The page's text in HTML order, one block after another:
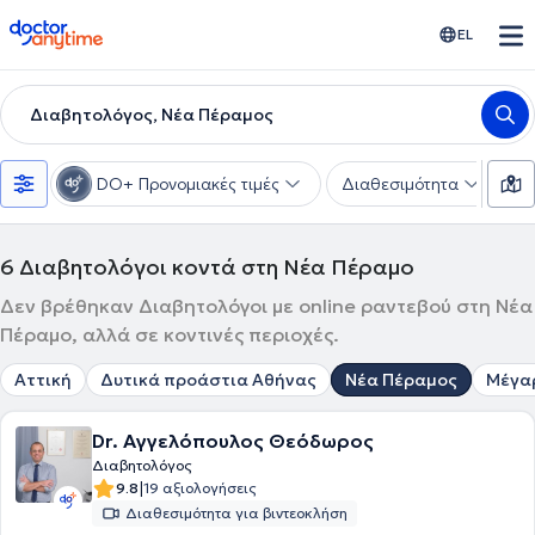
doctoranytime EL
Διαβητολόγος, Νέα Πέραμος
DO+ Προνομιακές τιμές Διαθεσιμότητα
6 Διαβητολόγοι κοντά στη Νέα Πέραμο
Δεν βρέθηκαν Διαβητολόγοι με online ραντεβού στη Νέα
Πέραμο, αλλά σε κοντινές περιοχές.
Αττική Δυτικά προάστια Αθήνας Νέα Πέραμος
Dr. Αγγελόπουλος Θεόδωρος
Διαβητολόγος
9.8|19 αξιολογήσεις
Διαθεσιμότητα για βιντεοκλήση